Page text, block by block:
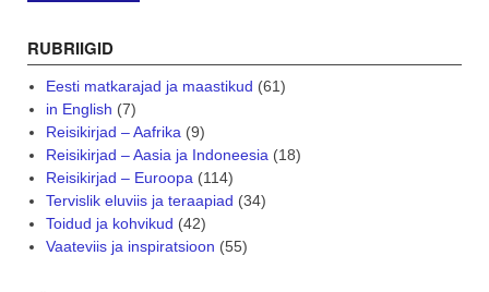
RUBRIIGID
Eesti matkarajad ja maastikud (61)
in English (7)
Reisikirjad – Aafrika (9)
Reisikirjad – Aasia ja Indoneesia (18)
Reisikirjad – Euroopa (114)
Tervislik eluviis ja teraapiad (34)
Toidud ja kohvikud (42)
Vaateviis ja inspiratsioon (55)